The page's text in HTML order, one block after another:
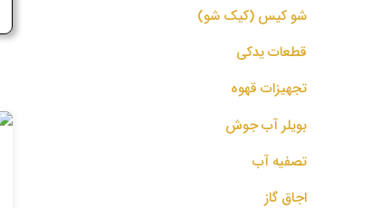
شو کیس (کیک شو)
قطعات یدکی
تجهیزات قهوه
بویلر آب جوش
تصفیه آب
اجاق گاز